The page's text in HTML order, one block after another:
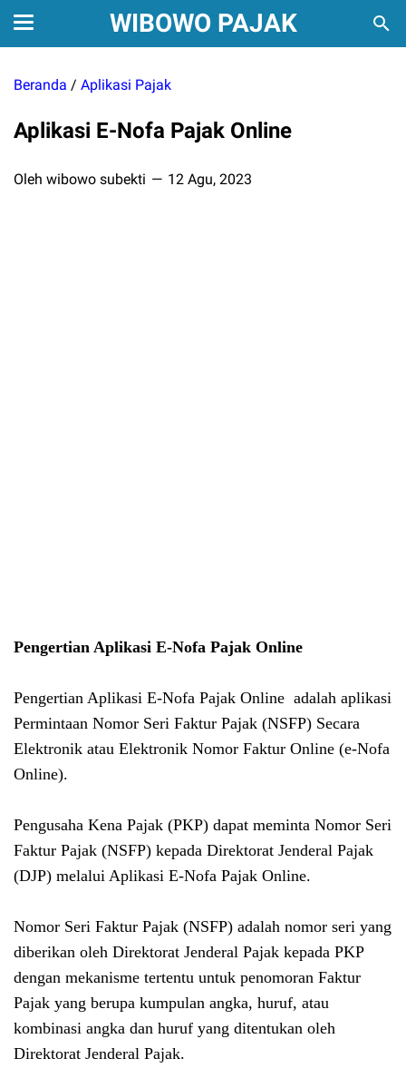
WIBOWO PAJAK
Beranda / Aplikasi Pajak
Aplikasi E-Nofa Pajak Online
Oleh wibowo subekti 12 Agu, 2023
Pengertian Aplikasi E-Nofa Pajak Online
Pengertian Aplikasi E-Nofa Pajak Online adalah aplikasi
Permintaan Nomor Seri Faktur Pajak (NSFP) Secara
Elektronik atau Elektronik Nomor Faktur Online (e-Nofa
Online).
Pengusaha Kena Pajak (PKP) dapat meminta Nomor Seri
Faktur Pajak (NSFP) kepada Direktorat Jenderal Pajak
(DJP) melalui Aplikasi E-Nofa Pajak Online.
Nomor Seri Faktur Pajak (NSFP) adalah nomor seri yang
diberikan oleh Direktorat Jenderal Pajak kepada PKP
dengan mekanisme tertentu untuk penomoran Faktur
Pajak yang berupa kumpulan angka, huruf, atau
kombinasi angka dan huruf yang ditentukan oleh
Direktorat Jenderal Pajak.